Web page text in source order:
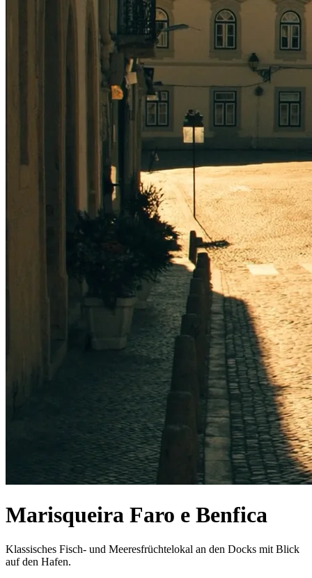
Marisqueira Faro e Benfica
Klassisches Fisch- und Meeresfrüchtelokal an den Docks mit Blick
auf den Hafen.